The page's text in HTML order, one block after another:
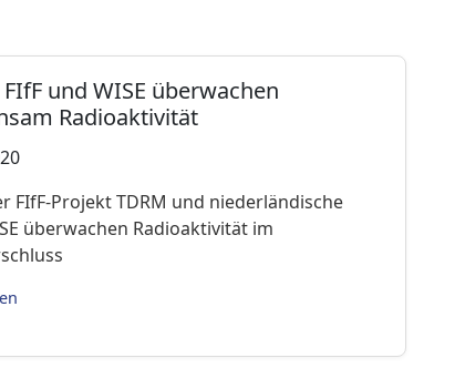
FIfF und WISE überwachen
Radioaktivität
FIfF-Projekt TDRM und niederländische
überwachen Radioaktivität im